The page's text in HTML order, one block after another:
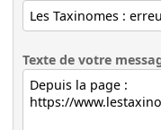
Texte de votre